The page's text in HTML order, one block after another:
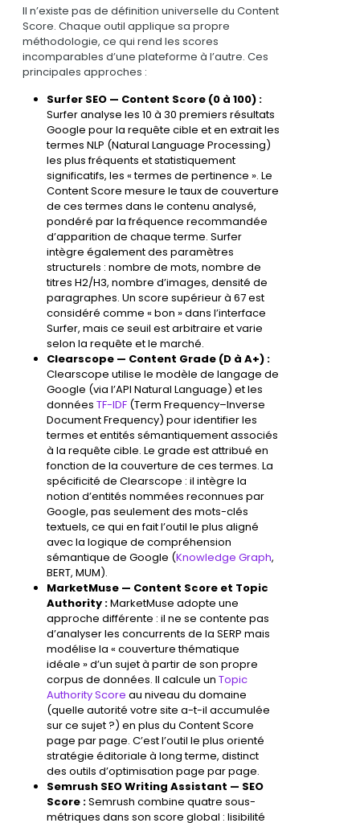
Il n’existe pas de définition universelle du Content
Score. Chaque outil applique sa propre
méthodologie, ce qui rend les scores
incomparables d’une plateforme à l’autre. Ces
principales approches :
Surfer SEO — Content Score (0 à 100) :
Surfer analyse les 10 à 30 premiers résultats
Google pour la requête cible et en extrait les
termes NLP (Natural Language Processing)
les plus fréquents et statistiquement
significatifs, les « termes de pertinence ». Le
Content Score mesure le taux de couverture
de ces termes dans le contenu analysé,
pondéré par la fréquence recommandée
d’apparition de chaque terme. Surfer
intègre également des paramètres
structurels : nombre de mots, nombre de
titres H2/H3, nombre d’images, densité de
paragraphes. Un score supérieur à 67 est
considéré comme « bon » dans l’interface
Surfer, mais ce seuil est arbitraire et varie
selon la requête et le marché.
Clearscope — Content Grade (D à A+) :
Clearscope utilise le modèle de langage de
Google (via l’API Natural Language) et les
données TF-IDF (Term Frequency–Inverse
Document Frequency) pour identifier les
termes et entités sémantiquement associés
à la requête cible. Le grade est attribué en
fonction de la couverture de ces termes. La
spécificité de Clearscope : il intègre la
notion d’entités nommées reconnues par
Google, pas seulement des mots-clés
textuels, ce qui en fait l’outil le plus aligné
avec la logique de compréhension
sémantique de Google (Knowledge Graph,
BERT, MUM).
MarketMuse — Content Score et Topic
Authority :MarketMuse adopte une
approche différente : il ne se contente pas
d’analyser les concurrents de la SERP mais
modélise la « couverture thématique
idéale » d’un sujet à partir de son propre
corpus de données. Il calcule un Topic
Authority Score au niveau du domaine
(quelle autorité votre site a-t-il accumulée
sur ce sujet ?) en plus du Content Score
page par page. C’est l’outil le plus orienté
stratégie éditoriale à long terme, distinct
des outils d’optimisation page par page.
Semrush SEO Writing Assistant — SEO
Score :Semrush combine quatre sous-
métriques dans son score global : lisibilité